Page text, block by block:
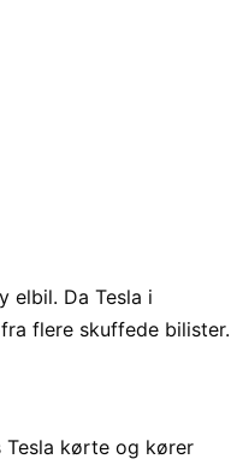
elbil. Da Tesla i
flere skuffede bilister.
Tesla kørte og kører